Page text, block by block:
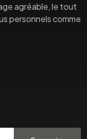
agréable, le tout
personnels comme